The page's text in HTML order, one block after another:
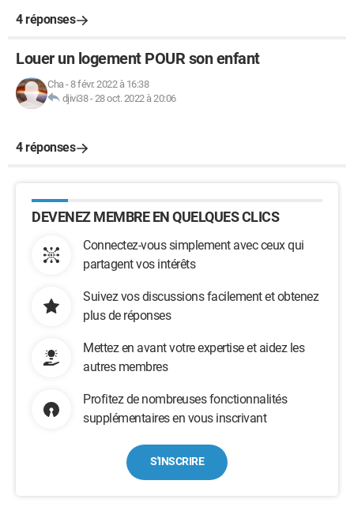
4 réponses
Louer un logement POUR son enfant
Cha-8 févr. 2022 à 16:38
djivi38-28 oct. 2022 à 20:06
4 réponses
DEVENEZ MEMBRE EN QUELQUES CLICS
Connectez-vous simplement avec ceux qui
partagent vos intérêts
Suivez vos discussions facilement et obtenez
plus de réponses
Mettez en avant votre expertise et aidez les
autres membres
Profitez de nombreuses fonctionnalités
supplémentaires en vous inscrivant
S'INSCRIRE